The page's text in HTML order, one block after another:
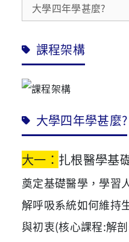
大學四年學甚麼?
課程架構
大學四年學甚麼?
大一： 扎根醫學基
奠定基礎醫學，學習
解呼吸系統如何維持
與初衷(核心課程:解